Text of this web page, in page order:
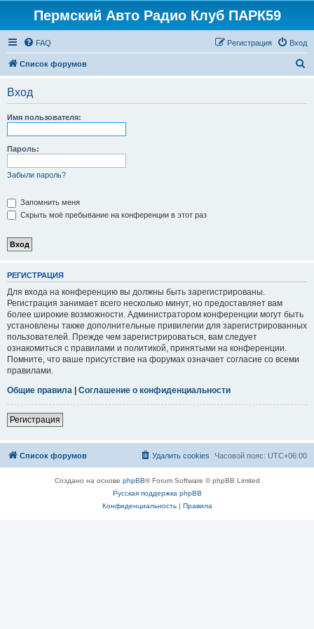
Пермский Авто Радио Клуб ПАРК59
FAQ Вход
Регистрация
Список форумов
Вход
Имя пользователя:
Пароль:
Забыли пароль?
Запомнить меня
Скрыть моё пребывание на конференции в этот раз
РЕГИСТРАЦИЯ
Для входа на конференцию вы должны быть зарегистрированы.
Регистрация занимает всего несколько минут, но предоставляет вам
более широкие возможности. Администратором конференции могут быть
установлены также дополнительные привилегии для зарегистрированных
пользователей. Прежде чем зарегистрироваться, вам следует
ознакомиться с правилами и политикой, принятыми на конференции.
Помните, что ваше присутствие на форумах означает согласие со всеми
правилами.
Общие правила | Соглашение о конфиденциальности
Регистрация
Список форумов Часовой пояс: UTC+06:00
Удалить cookies
Создано на основе phpBB® Forum Software © phpBB Limited
Русская поддержка phpBB
Конфиденциальность| Правила